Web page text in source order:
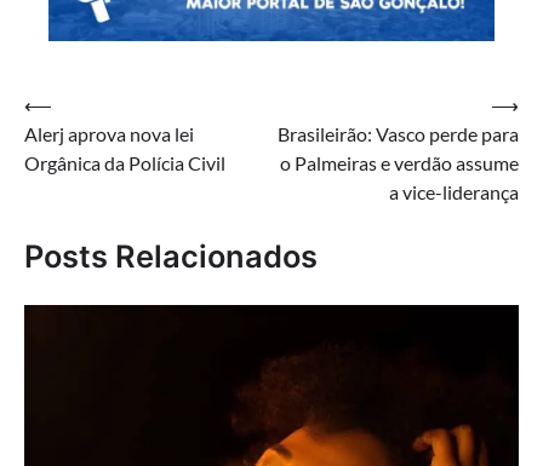
Navegação
de
Post
⟵
Alerj aprova nova lei
Orgânica da Polícia Civil
Brasileirão: Vasco perde para
o Palmeiras e verdão assume
a vice-liderança
⟶
Posts Relacionados